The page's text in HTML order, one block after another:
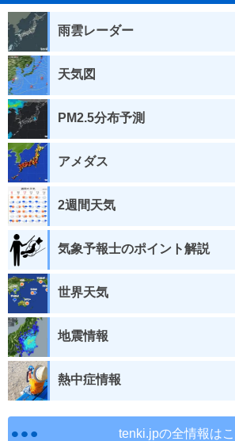
雨雲レーダー
天気図
PM2.5分布予測
アメダス
2週間天気
気象予報士のポイント解説
世界天気
地震情報
熱中症情報
tenki.jpの全情報は